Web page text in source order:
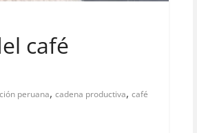
café
peruana, cadena productiva, café